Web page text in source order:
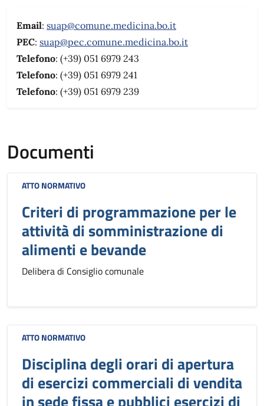
Email: suap@comune.medicina.bo.it
PEC: suap@pec.comune.medicina.bo.it
Telefono: (+39) 051 6979 243
Telefono: (+39) 051 6979 241
Telefono: (+39) 051 6979 239
Documenti
ATTO NORMATIVO
Criteri di programmazione per le
attività di somministrazione di
alimenti e bevande
Delibera di Consiglio comunale
ATTO NORMATIVO
Disciplina degli orari di apertura
di esercizi commerciali di vendita